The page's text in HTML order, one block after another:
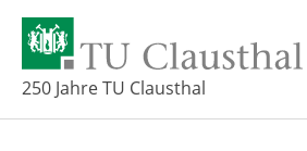
u
250 Jahre TU Clausthal